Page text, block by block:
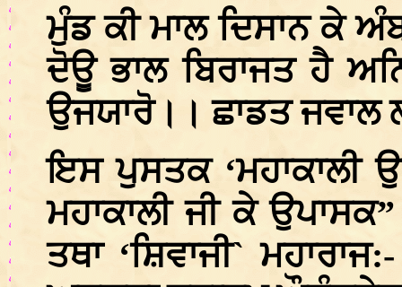
ਮੁੰਡ ਕੀ ਮਾਲ ਦਿਸਾਨ ਕੇ
ਦੋਊ ਭਾਲ ਬਿਰਾਜਤ ਹੈ
ਉਜਯਾਰੋ।। ਛਾਡਤ ਜਵਾਲ
ਇਸ ਪੁਸਤਕ ‘ਮਹਾਕਾਲੀ
ਮਹਾਕਾਲੀ ਜੀ ਕੇ
ਤਥਾ ‘ਸ਼ਿਵਾਜੀ`